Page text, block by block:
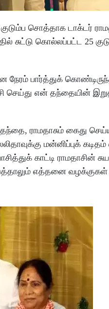
சொத்தாக டாக்டர்
கொல்லப்பட்ட 25
நேரம் பார்த்துக்
செய்து என் தந்தையின்
தந்தை, ராமதாசும் கைது
மன்னிப்புக் கடிதம்
காட்டி ராமதாசின்
எத்தனை வழக்குகள்